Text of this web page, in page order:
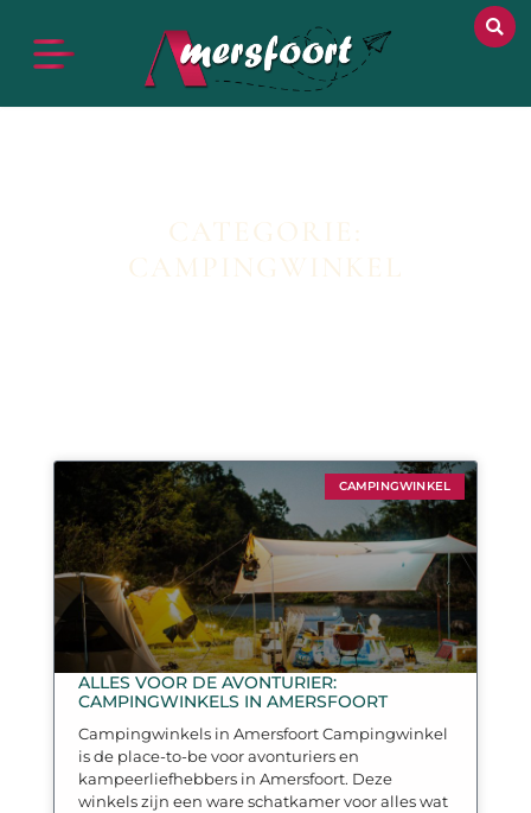
CATEGORIE:
CAMPINGWINKEL
CAMPINGWINKEL
ALLES VOOR DE AVONTURIER:
CAMPINGWINKELS IN AMERSFOORT
Campingwinkels in Amersfoort Campingwinkel
is de place-to-be voor avonturiers en
kampeerliefhebbers in Amersfoort. Deze
winkels zijn een ware schatkamer voor alles wat